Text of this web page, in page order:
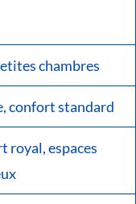
chambres
confort standard
royal, espaces